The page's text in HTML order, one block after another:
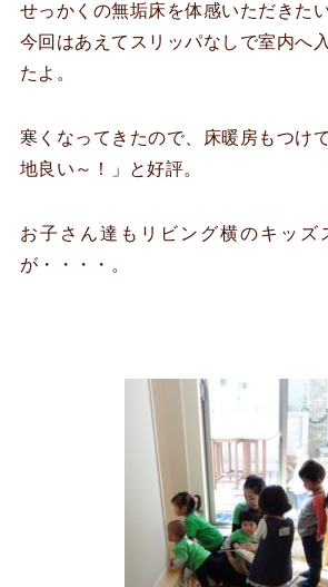
せっかくの無垢床を体感いただきた
今回はあえてスリッパなしで室内へ
たよ。
寒くなってきたので、床暖房もつけ
地良い～！」と好評。
お子さん達もリビング横のキッズ
が・・・・。